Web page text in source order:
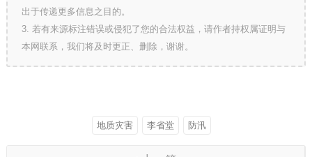
出于传递更多信息之目的。
3. 若有来源标注错误或侵犯了您的合法权益，请作者持权属证明与
本网联系，我们将及时更正、删除，谢谢。
地质灾害 李省堂 防汛